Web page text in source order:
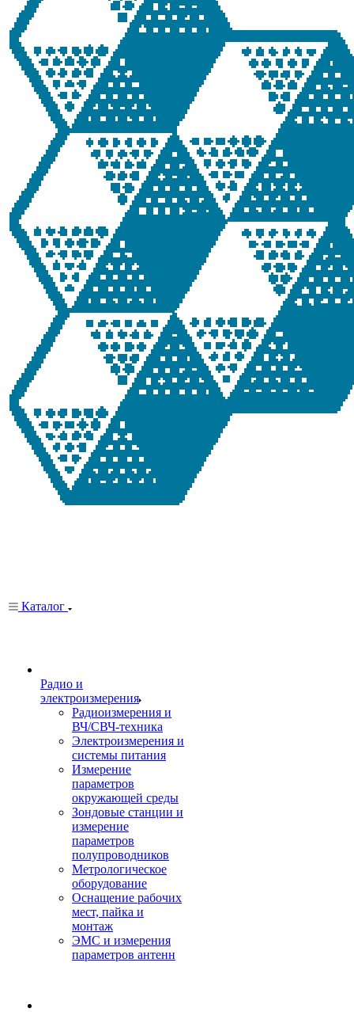
Каталог
Радио и
электроизмерения
Радиоизмерения и
ВЧ/СВЧ-техника
Электроизмерения и
системы питания
Измерение
параметров
окружающей среды
Зондовые станции и
измерение
параметров
полупроводников
Метрологическое
оборудование
Оснащение рабочих
мест, пайка и
монтаж
ЭМС и измерения
параметров антенн